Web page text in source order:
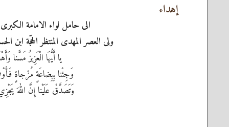
إهداء
الى حامل لواء الامامة
ولى العصر المهدى المنتظر الحجّة ابن
يا أَيُّهَا الْعَزِيزُ مَسَّنا
وَجِئْنا بِبِضاعَةٍ مُزْجاةٍ
وَتَصَدَّقْ عَلَيْنا إِنَّ اللهَ